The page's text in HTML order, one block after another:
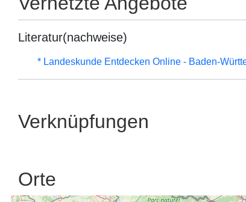
Literatur(nachweise)
* Landeskunde Entdecken Online - Baden-
Verknüpfungen
Orte